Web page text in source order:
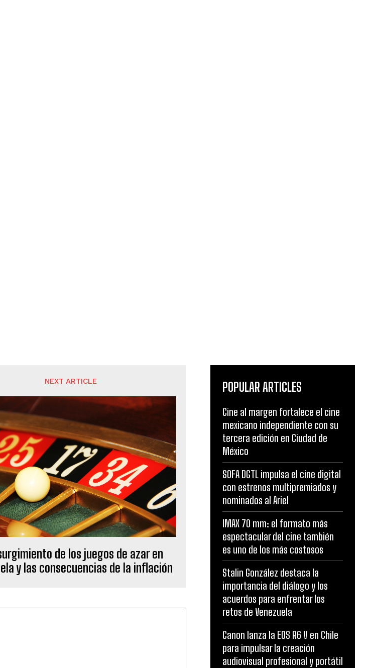
NEXT ARTICLE
de los juegos de azar en
y las consecuencias de la inflación
POPULAR ARTICLES
Cine al margen fortalece el cine
mexicano independiente con su
tercera edición en Ciudad de
México
SOFA DGTL impulsa el cine digital
con estrenos multipremiados y
nominados al Ariel
IMAX 70 mm: el formato más
espectacular del cine también
es uno de los más costosos
Stalin González destaca la
importancia del diálogo y los
acuerdos para enfrentar los
retos de Venezuela
Canon lanza la EOS R6 V en Chile
para impulsar la creación
audiovisual profesional y portátil